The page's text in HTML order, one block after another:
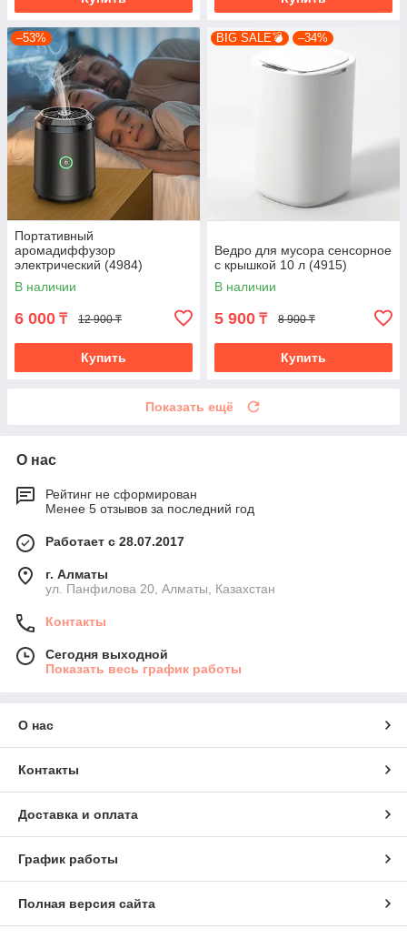
–53%
Портативный
аромадиффузор
электрический (4984)
В наличии
6 000 ₸ 12 900 ₸
Купить
BIG SALE💣 –34%
Ведро для мусора cенсорное
с крышкой 10 л (4915)
В наличии
5 900 ₸ 8 900 ₸
Купить
Показать ещё
О нас
Рейтинг не сформирован
Менее 5 отзывов за последний год
Работает с 28.07.2017
г. Алматы
ул. Панфилова 20, Алматы, Казахстан
Контакты
Сегодня выходной
Показать весь график работы
О нас
Контакты
Доставка и оплата
График работы
Полная версия сайта